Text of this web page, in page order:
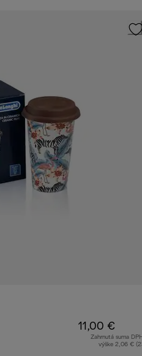
11,00 €
Zahrnutá suma
výške 2,06 €